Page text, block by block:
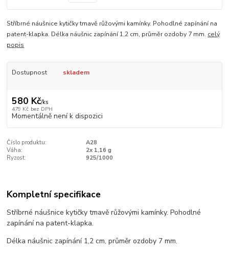
Stříbrné náušnice kytičky tmavě růžovými kamínky. Pohodlné zapínání na
patent-klapka. Délka náušnic zapínání 1,2 cm, průměr ozdoby 7 mm. celý
popis
Dostupnost skladem
580 Kč/ks
479 Kč bez DPH
Momentálně není k dispozici
Číslo produktu:
A28
Váha:
2x 1,16 g
Ryzost:
925/1000
Kompletní specifikace
Stříbrné náušnice kytičky tmavě růžovými kamínky. Pohodlné
zapínání na patent-klapka.
Délka náušnic zapínání 1,2 cm, průměr ozdoby 7 mm.